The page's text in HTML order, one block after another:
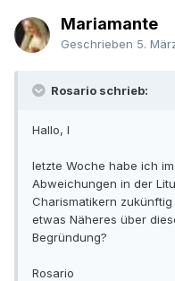
Mariamante
Geschrieben 5.
Rosario schrieb:
Hallo, l
letzte Woche habe ich
Abweichungen in der
Charismatikern
etwas Näheres über
Begründung?
Rosario